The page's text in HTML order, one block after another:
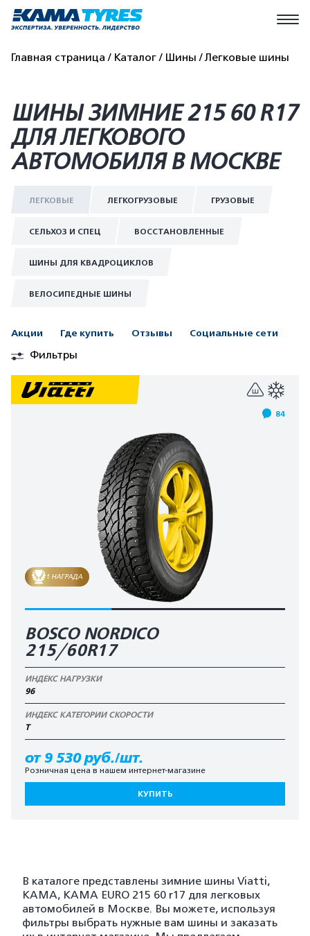
Главная страница Каталог Шины Легковые шины
ШИНЫ ЗИМНИЕ 215 60 R17
ДЛЯ ЛЕГКОВОГО
АВТОМОБИЛЯ В МОСКВЕ
ЛЕГКОВЫЕ ЛЕГКОГРУЗОВЫЕ ГРУЗОВЫЕ
СЕЛЬХОЗ И СПЕЦ ВОССТАНОВЛЕННЫЕ
ШИНЫ ДЛЯ КВАДРОЦИКЛОВ
ВЕЛОСИПЕДНЫЕ ШИНЫ
Акции Где купить Отзывы Социальные сети
Фильтры
84
1 НАГРАДА
BOSCO NORDICO
215/60R17
ИНДЕКС НАГРУЗКИ
96
ИНДЕКС КАТЕГОРИИ СКОРОСТИ
T
от 9 530 руб./шт.
Розничная цена в нашем интернет-магазине
КУПИТЬ
В каталоге представлены зимние шины Viatti,
KAMA, KAMA EURO 215 60 r17 для легковых
автомобилей в Москве. Вы можете, используя
фильтры выбрать нужные вам шины и заказать